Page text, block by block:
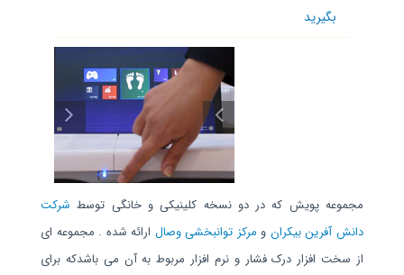
بگیرید
مجموعه پویش که در دو نسخه کلینیکی و خانگی توسط شرکت
دانش آفرین بیکران و مرکز توانبخشی وصال ارائه شده . مجموعه ای
از سخت افزار درک فشار و نرم افزار مربوط به آن می باشدکه برای